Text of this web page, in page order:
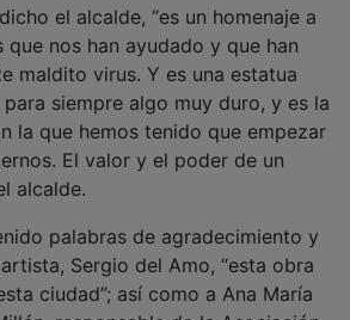
que nos han ayudado y que han
maldito virus. Y es una estatua
siempre algo muy duro, y es la
la que hemos tenido que empezar
El valor y el poder de un
alcalde.
Sergio del Amo, “esta obra
ciudad”; así como a Ana María
responsable de la Asociación